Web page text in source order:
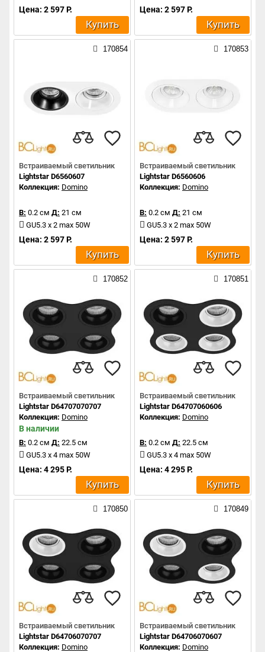
Цена: 2 597 Р.
Купить
Цена: 2 597 Р.
Купить
170854
Встраиваемый светильник
Lightstar D6560607
Коллекция: Domino
В: 0.2 см Д: 21 см
GU5.3 x 2 max 50W
Цена: 2 597 Р.
Купить
170853
Встраиваемый светильник
Lightstar D6560606
Коллекция: Domino
В: 0.2 см Д: 21 см
GU5.3 x 2 max 50W
Цена: 2 597 Р.
Купить
170852
Встраиваемый светильник
Lightstar D64707070707
Коллекция: Domino
В наличии
В: 0.2 см Д: 22.5 см
GU5.3 x 4 max 50W
Цена: 4 295 Р.
Купить
170851
Встраиваемый светильник
Lightstar D64707060606
Коллекция: Domino
В: 0.2 см Д: 22.5 см
GU5.3 x 4 max 50W
Цена: 4 295 Р.
Купить
170850
Встраиваемый светильник
Lightstar D64706070707
Коллекция: Domino
170849
Встраиваемый светильник
Lightstar D64706070607
Коллекция: Domino